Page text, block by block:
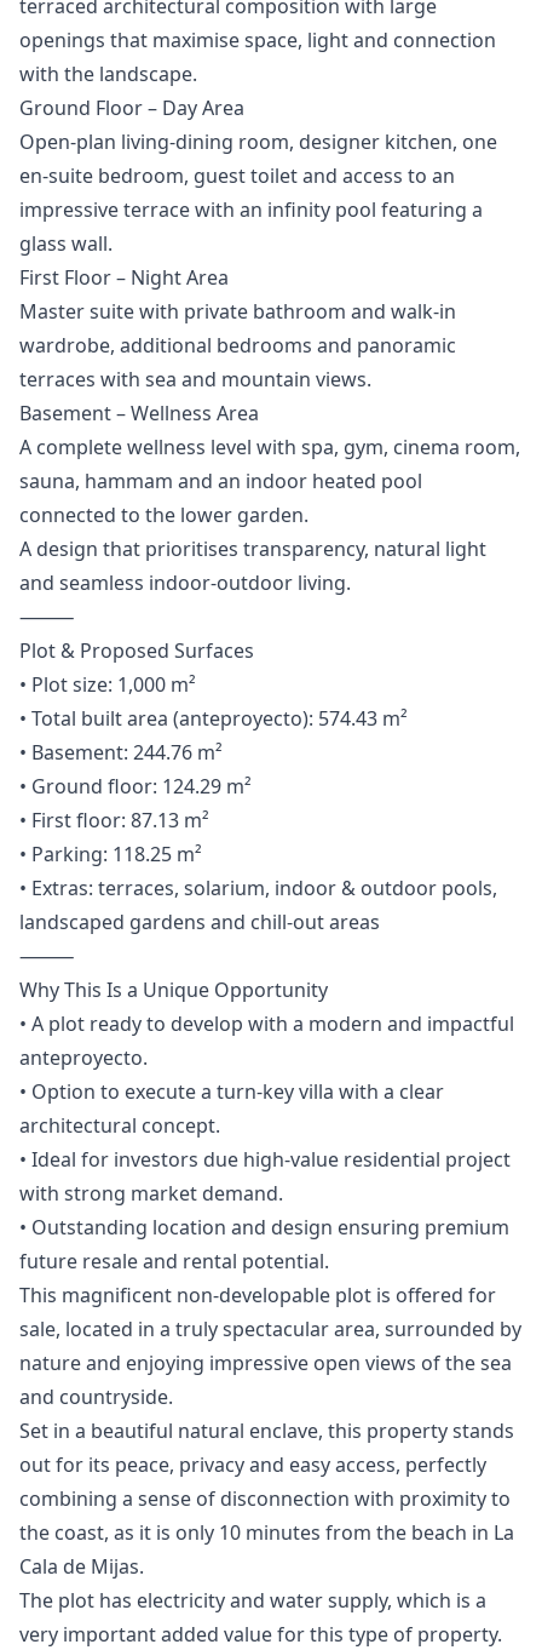
terraced architectural composition with large
openings that maximise space, light and connection
with the landscape.
Ground Floor – Day Area
Open-plan living-dining room, designer kitchen, one
en-suite bedroom, guest toilet and access to an
impressive terrace with an infinity pool featuring a
glass wall.
First Floor – Night Area
Master suite with private bathroom and walk-in
wardrobe, additional bedrooms and panoramic
terraces with sea and mountain views.
Basement – Wellness Area
A complete wellness level with spa, gym, cinema room,
sauna, hammam and an indoor heated pool
connected to the lower garden.
A design that prioritises transparency, natural light
and seamless indoor-outdoor living.
⸻
Plot & Proposed Surfaces
• Plot size: 1,000 m²
• Total built area (anteproyecto): 574.43 m²
• Basement: 244.76 m²
• Ground floor: 124.29 m²
• First floor: 87.13 m²
• Parking: 118.25 m²
• Extras: terraces, solarium, indoor & outdoor pools,
landscaped gardens and chill-out areas
⸻
Why This Is a Unique Opportunity
• A plot ready to develop with a modern and impactful
anteproyecto.
• Option to execute a turn-key villa ‌with ‌a ‌clear
‌architectural ‌concept.
• Ideal for investors ‌due ‌high-value ‌residential project
with ‌strong ‌market ‌demand.
‌• Outstanding ‌location ‌and design ‌ensuring ‌premium
‌future ‌resale ‌and ‌rental ‌potential.
This magnificent non-developable plot is offered for
sale, located in a truly spectacular area, surrounded by
nature and enjoying impressive open views of the sea
and countryside.
Set in a beautiful natural enclave, this property stands
out for its peace, privacy and easy access, perfectly
combining a sense of disconnection with proximity to
the coast, as it is only 10 minutes from the beach in La
Cala de Mijas.
The plot has electricity and water supply, which is a
very important added value for this type of property.